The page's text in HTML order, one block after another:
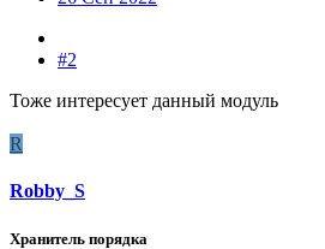
#2
Тоже интересует данный модуль
R
Robby_S
Хранитель порядка